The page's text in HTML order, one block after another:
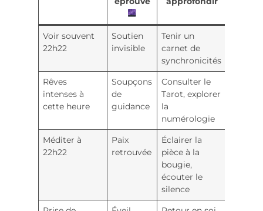
Voir souvent
22h22
Soutien
invisible
Tenir un
carnet de
synchronicités
Rêves
intenses à
cette heure
Soupçons
de
guidance
Consulter le
Tarot, explorer
la
numérologie
Méditer à
22h22
Paix
retrouvée
Éclairer la
pièce à la
bougie,
écouter le
silence